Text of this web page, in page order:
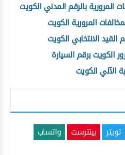
المرورية بالرقم المدني الكويت
المرورية الكويت
الانتخابي الكويت
الكويت برقم السيارة
الآلي الكويت
تويتر بينترست
واتساب